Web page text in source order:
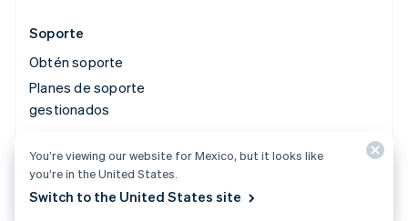
Soporte
Obtén soporte
Planes de soporte
gestionados
© 2026 Stripe, LLC
You’re viewing our website for Mexico, but it looks like
you’re in the United States.
Switch to the United States site